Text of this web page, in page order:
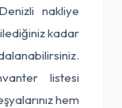
nakliye
kadar
listesi
hem